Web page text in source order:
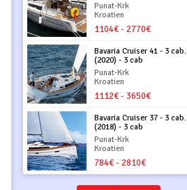
Punat-Krk
Kroatien
1104€ - 2770€
Bavaria Cruiser 41 - 3 cab.
(2020) - 3 cab
Punat-Krk
Kroatien
1112€ - 3650€
Bavaria Cruiser 37 - 3 cab.
(2018) - 3 cab
Punat-Krk
Kroatien
784€ - 2810€